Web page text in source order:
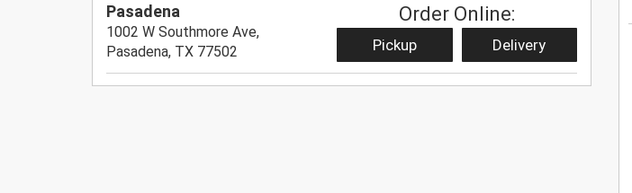
Pasadena
1002 W Southmore Ave,
Pasadena, TX 77502
Order Online:
Pickup Delivery